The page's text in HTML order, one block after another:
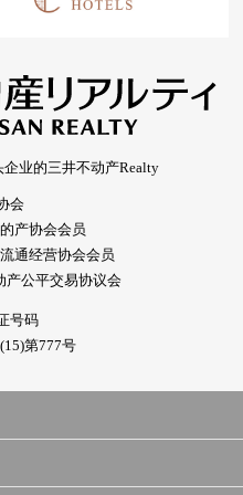
业的三井不动产Realty
会
产协会会员
通经营协会会员
产公平交易协议会
号码
第777号